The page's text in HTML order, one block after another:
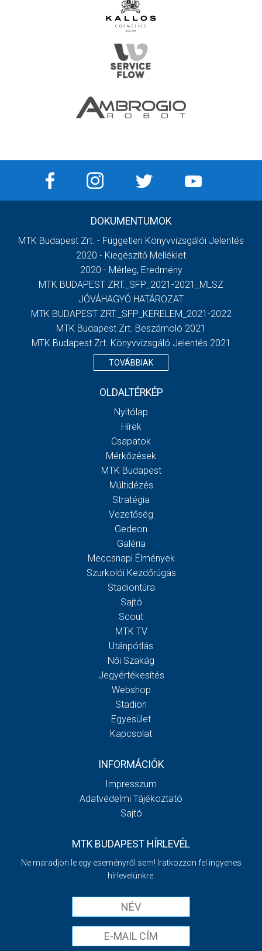
DOKUMENTUMOK
MTK Budapest Zrt. - Független Könyvvizsgálói Jelentés
2020 - Kiegészítő Melléklet
2020 - Mérleg, Eredmény
MTK BUDAPEST ZRT._SFP_2021-2021_MLSZ
JÓVÁHAGYÓ HATÁROZAT
MTK BUDAPEST ZRT._SFP_KERELEM_2021-2022
MTK Budapest Zrt. Beszámoló 2021
MTK Budapest Zrt. Könyvvizsgáló Jelentés 2021
TOVÁBBIAK
OLDALTÉRKÉP
Nyitólap
Hírek
Csapatok
Mérkőzések
MTK Budapest
Múltidézés
Stratégia
Vezetőség
Gedeon
Galéria
Meccsnapi Élmények
Szurkolói Kezdőrúgás
Stadiontúra
Sajtó
Scout
MTK TV
Utánpótlás
Női Szakág
Jegyértékesítés
Webshop
Stadion
Egyesület
Kapcsolat
INFORMÁCIÓK
Impresszum
Adatvédelmi Tájékoztató
Sajtó
MTK BUDAPEST HÍRLEVÉL
Ne maradjon le egy eseményről sem! Iratkozzon fel ingyenes
hírlevelünkre: